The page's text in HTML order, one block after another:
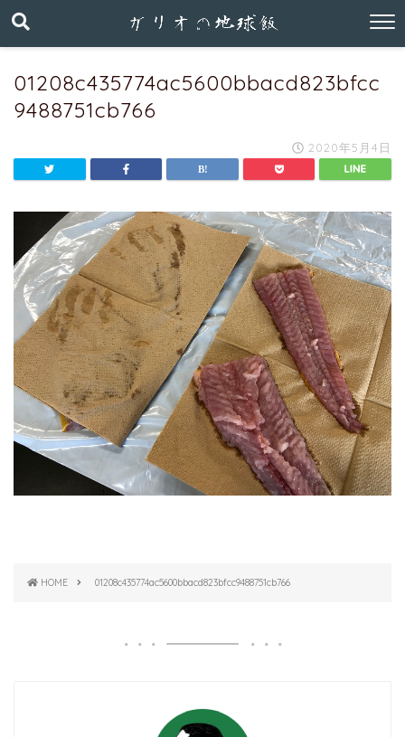
01208c435774ac5600bbacd823bfcc
9488751cb766
2020年5月4日
HOME 01208c435774ac5600bbacd823bfcc9488751cb766